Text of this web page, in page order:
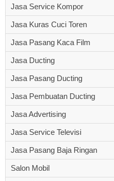
Jasa Service Kompor
Jasa Kuras Cuci Toren
Jasa Pasang Kaca Film
Jasa Ducting
Jasa Pasang Ducting
Jasa Pembuatan Ducting
Jasa Advertising
Jasa Service Televisi
Jasa Pasang Baja Ringan
Salon Mobil